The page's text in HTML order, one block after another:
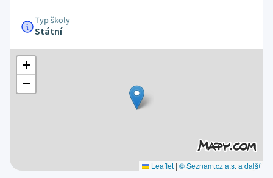
Typ školy
Státní
+
−
Leaflet | © Seznam.cz a.s. a další